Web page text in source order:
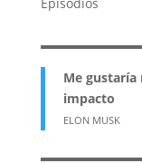
Me
impacto
ELON MUSK